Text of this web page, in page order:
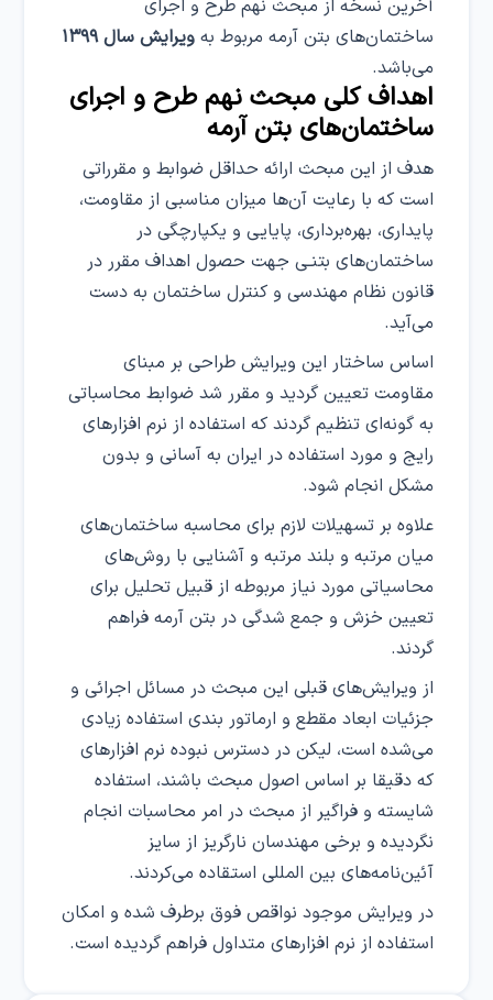
آخرین نسخه از مبحث نهم طرح و اجرای
ساختمان‌های بتن آرمه مربوط بهویرایش سال ۱۳۹۹
می‌باشد.
اهداف کلی مبحث نهم طرح و اجرای
ساختمان‌های بتن آرمه
هدف از این مبحث ارائه حداقل ضوابط و مقرراتی
است که با رعایت آن‌ها میزان مناسبی از مقاومت،
پایداری، بهره‌برداری، پایایی و یکپارچگی در
ساختمان‌های بتنـی جهت حصول اهداف مقرر در
قانون نظام مهندسی و کنترل ساختمان به دست
می‌آید.
اساس ساختار این ویرایش طراحی بر مبنای
مقاومت تعیین گردید و مقرر شد ضوابط محاسباتی
به گونه‌ای تنظیم گردند که استفاده از نرم افزارهای
رایج و مورد استفاده در ایران به آسانی و بدون
مشکل انجام شود.
علاوه بر تسهیلات لازم برای محاسبه ساختمان‌های
میان مرتبه و بلند مرتبه و آشنایی با روش‌های
محاسیاتی مورد نیاز مربوطه از قبیل تحلیل برای
تعیین خزش و جمع شدگی در بتن آرمه فراهم
گردند.
از ویرایش‌های قبلی این مبحث در مسائل اجرائی و
جزئیات ابعاد مقطع و ارماتور بندی استفاده زیادی
می‌شده است، لیکن در دسترس نبوده نرم افزارهای
که دقیقا بر اساس اصول مبحث باشند، استفاده
شایسته و فراگیر از مبحث در امر محاسبات انجام
نگردیده و برخی مهندسان نارگریز از سایز
آئین‌نامه‌های بین المللی استقاده می‌کردند.
در ویرایش موجود نواقص فوق برطرف شده و امکان
استفاده از نرم افزارهای متداول فراهم گردیده است.